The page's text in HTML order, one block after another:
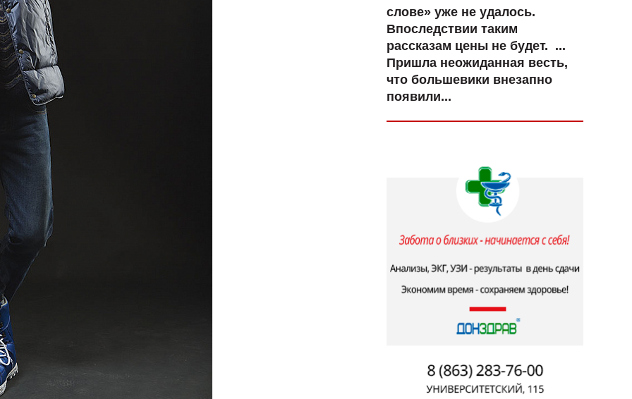
слове» уже не удалось.
Впоследствии таким
рассказам цены не будет. ...
Пришла неожиданная весть,
что большевики внезапно
появили...